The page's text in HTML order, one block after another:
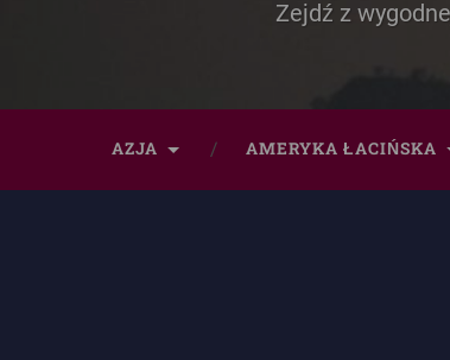
Zejdź z
AZJA AMERYKA ŁACIŃSKA